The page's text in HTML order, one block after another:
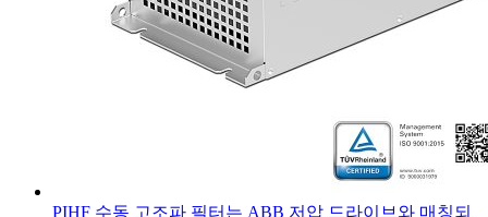
PIHF 수동 고조파 필터는 ABB 저압 드라이브와 매칭되